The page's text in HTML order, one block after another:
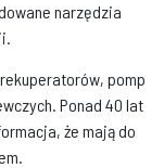
narzędzia
pomp
Ponad 40 lat
że mają do